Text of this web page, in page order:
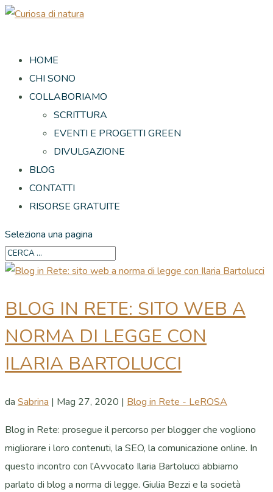
HOME
CHI SONO
COLLABORIAMO
SCRITTURA
EVENTI E PROGETTI GREEN
DIVULGAZIONE
BLOG
CONTATTI
RISORSE GRATUITE
Seleziona una pagina
BLOG IN RETE: SITO WEB A
NORMA DI LEGGE CON
ILARIA BARTOLUCCI
da Sabrina | Mag 27, 2020 | Blog in Rete - LeROSA
Blog in Rete: prosegue il percorso per blogger che vogliono
migliorare i loro contenuti, la SEO, la comunicazione online. In
questo incontro con l’Avvocato Ilaria Bartolucci abbiamo
parlato di blog a norma di legge. Giulia Bezzi e la società